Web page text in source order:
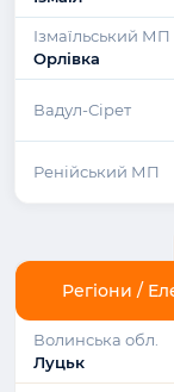
Ізмаїльський МП
Орлівка
Вадул-Сірет
Ренійський МП
Регіони /
Волинська обл.
Луцьк